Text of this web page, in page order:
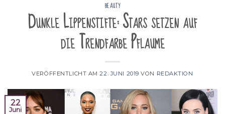
BEAUTY
Dunkle Lippenstifte: Stars setzen auf
die Trendfarbe Pflaume
VERÖFFENTLICHT AM22. JUNI 2019 VON REDAKTION
22
Juni